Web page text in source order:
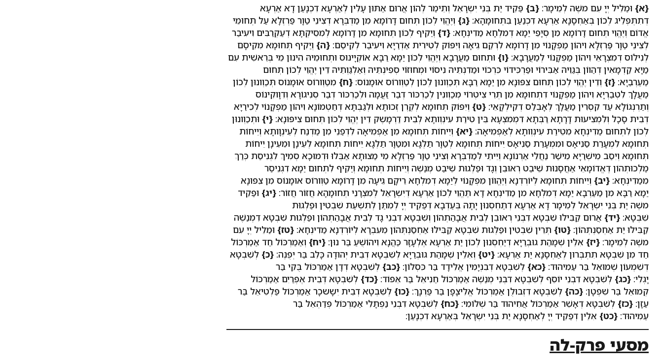
{א} וּמַלֵיל יְיָ עִם משֶׁה לְמֵימָר: {ב} פַּקֵיד יַת בְּנֵי יִשְרָאֵל וְתֵימַר לְהוֹן אֲרוּם אַתּוּן עָלִין לְאַרְעָא דִכְנָעַן דָא אַרְעָא
דְתִתְפְּלֵיג לְכוֹן בְּאַחְסָנָא אַרְעָא דִכְנַעַן בִּתְחוּמָהָא: {ג} וְיֶהֱוֵי לְכוֹן תְּחוּם דָרוֹמָא מִן מַדְבְּרָא דְצִינֵי טַוָר פַּרְזְלָא עַל תְּחוּמֵי
אֱדוֹם וְיֶהֱוֵי תְּחוּם דָרוֹמָא מִן סְיָפֵי יַמָא דְמִלְחָא מַדִינְחָא: {ד} וְיַקִיף לְכוֹן תְּחוּמָא מִן דָרוֹמָא לְמִסֵיקְתָּא דְעַקְרַבִּים וִיעִיבַר
לְצִינֵי טַוָר פַּרְזְלָא וִיהוֹן מַפְקָנוֹי מִן דָרוֹמָא לִרְקַם גֵיאָה וְיִפּוֹק לְטִירִית אַדְרַיָא וִיעִיבַר לְקֵיסַם: {ה} וְיַקִיף תְּחוּמָא מִקֵיסָם
לְנִילוֹס דְמִצְרָאֵי וִיהוֹן מַפְקָנוֹי לְמַעֲרָבָא: {ו} וּתְחוּם מַעֲרָבָא וְיֶהֱוֵי לְכוֹן יַמָא רַבָּא אוֹקְיָינוּס וּתְחוּמֵיהּ הִינוּן מֵי בְּרֵאשִׁית עִם
מַיָא קַדְמָאִין דְהַווֹן בְּגַוֵיהּ אַבִּירוֹי וּפַרְכִּידוֹי כִּרְכוֹי וּמַדִנְתֵּיהּ נִיסוֹי וּמְחוּזוֹי סְפִינְתֵּיהּ וְאַלְגַוְתֵּיהּ דֵין יֶהֱוֵי לְכוֹן תְּחוּם
מַעַרְבַיָא: {ז} וְדֵין יֶהֱוֵי לְכוֹן תְּחוּם צִפּוּנָא מִן יַמָא רַבָּא תְּכַוְונוּן לְכוֹן לְטַוְורוֹס אוּמָנוֹס: {ח} מִטַוְורוֹס אוּמָנוֹס תְּכַוְונוּן לְכוֹן
מַעֲלָךְ לִטְבַרְיָא וִיהוֹן מַפְקָנוֹי דִתְחוּמָא מִן תְּרֵי צִיטְרוֹי מְכַוְונִין לְכַרְכּוֹר דְבַר זַעֲמָה וּלְכַרְכּוֹר דְבַר סְנִיגוֹרָא וְדִוָוקִינוֹס
וְתַרְנְגוֹלָא עַד קִסְרִין מַעֲלָךְ לְאָבְלַס דְקִילְקָאֵי: {ט} וְיִפּוֹק תְּחוּמָא לְקֶרֶן זְכוּתָא וּלְגַבְתָּא דְחַטְמוֹנָא וִיהוֹן מַפְקָנוֹי לְכִירַיָא
דְבֵית סָכָל וְלִמְצִיעוּת דָרָתָא רַבְּתָא דִמְמִצְעָא בֵּין טִירַת עִינְוְותָא לְבֵית דַרְמָשֶק דֵין יֶהֱוֵי לְכוֹן תְּחוּם צִיפּוּנָא: {י} וּתְכַוְונוּן
לְכוֹן לִתְחוּם מַדִינְחָא מִטֵירַת עִינְוְותָא לְאַפְמִיאָה: {יא} וְיֵיחוֹת תְּחוּמָא מִן אַפְמִיאָה לִדְפַנֵי מִן מַדְנַח לְעֵינְוָותָא וְיֵיחוֹת
תְּחוּמָא לִמְעָרַת סַנִיאָס וּמִמְעָרַת סַנִיאָס יֵיחוֹת תְּחוּמָא לְטַוָר תַּלְגָא וּמִטַוָר תַּלְגָא יֵיחוֹת תְּחוּמָא לְעֵינָן וּמֵעֵינָן יֵיחוֹת
תְּחוּמָא וְיִסַב מֵישְׁרַיָא מֵישַׁר נַחֲלֵי אַרְנוֹנָא וְיֵיתֵי לְמַדְבְּרָא וְצִינֵי טַוָר פַּרְזְלָא מֵי מַצוּתָא אַבְּלוּ וּדְמוּכָא סְמִיךְ לִגְנִיסַת כְּרַךְ
מַלְכוּתְהוֹן דֶאֱדוֹמָאֵי אַחֲסָנוּת שֵׁיבַט רְאוּבֵן וְגָד וּפַלְגוּת שֵׁיבַט מְנַשֶׁה וְיֵיחוֹת תְּחוּמָא וְיַקִיף לִתְחוּם יַמָא דִגְנֵיסַר
מִמַדִינְחָא: {יב} וְיֵיחוֹת תְּחוּמָא לְיוֹרְדְנָא וְיֶהֱווֹן מִפְקָנוֹי לְיַמָא דְמִלְחָא רֵיקָם גֵיעָה מִן דָרוֹמָא טַוְורוֹס אוּמָנוֹס מִן צִפּוּנָא
יַמָא רַבָּא מִן מַעַרְבָא יַמָא דְמִלְחָא מִן מַדִינְחָא דָא תֶּהֱוֵי לְכוֹן אַרְעָא דְיִשְרָאֵל לְמִצְרָנֵי תְחוּמָהָא חֲזוֹר חֲזוֹר: {יג} וּפַקֵיד
משֶׁה יַת בְּנֵי יִשְרָאֵל לְמֵימָר דָא אַרְעָא דְתַחְסְנוּן יָתָהּ בְּעַדְבָא דְפַקֵיד יְיָ לְמִתַּן לְתִשְׁעַת שִׁבְטִין וּפַלְגוּת
שִׁבְטָא: {יד} אֲרוּם קַבִּילוּ שִׁבְטָא דִבְנֵי רְאוּבֵן לְבֵית אֲבָהַתְהוֹן וְשִׁבְטָא דִבְנֵי גָד לְבֵית אֲבָהַתְהוֹן וּפַלְגוּת שִׁבְטָא דִמְנַשֶׁה
קַבִּילוּ יַת אַחְסַנְתְּהוֹן: {טו} תְּרֵין שִׁבְטִין וּפַלְגוּת שִׁבְטָא קַבִּילוּ אַחְסַנְתְּהוֹן מֵעִבְרָא לְיוֹרְדְנָא מַדִינְחָא: {טז} וּמַלֵיל יְיָ עִם
משֶׁה לְמֵימָר: {יז} אִלֵין שְׁמָהַת גוּבְרַיָא דְיַחְסְנוּן לְכוֹן יַת אַרְעָא אֶלְעָזָר כַּהֲנָא וִיהוֹשֻׁעַ בַּר נוּן: {יח} וְאַמַרְכּוֹל חַד אַמַרְכּוֹל
חַד מִן שִׁבְטָא תִתְבְּרוּן לְאַחְסָנָא יַת אַרְעָא: {יט} וְאִלֵין שְׁמָהַת גוּבְרַיָא לְשִׁבְטָא דְבֵית יְהוּדָה כָּלֵב בַּר יְפֻנֶה: {כ} לְשִׁבְטָא
דְשִׁמְעוֹן שְׁמוּאֵל בַּר עַמִיהוּד: {כא} לְשִׁבְטָא דְבִנְיָמִין אֱלִידָד בַּר כִּסְלוֹן: {כב} לְשִׁבְטָא דְדָן אַמַרְכּוֹל בֻּקִי בַּר
יָגְלִי: {כג} לְשִׁבְטָא דִבְנֵי יוֹסֵף לְשִׁבְטָא דִבְנֵי מְנַשֶׁה אַמַרְכּוֹל חַנִיאֵל בַּר אֵפוֹד: {כד} לְשִׁבְטָא דְבֵית אֶפְרַיִם אַמַרְכּוֹל
קְמוּאֵל בַּר שִׁפְטָן: {כה} לְשִׁבְטָא דִזְבוּלֻן אַמַרְכּוֹל אֱלִיצָפָן בַּר פַּרְנָךְ: {כו} לְשִׁבְטָא דְבֵית יִשָשכָר אַמַרְכּוֹל פַּלְטִיאֵל בַּר
עַזָן: {כז} לְשִׁבְטָא דְאָשֵׁר אַמַרְכּוֹל אֲחִיהוּד בַּר שְׁלוֹמִי: {כח} לְשִׁבְטָא דִבְנֵי נַפְתָּלִי אַמַרְכּוֹל פְּדַהְאֵל בַּר
עַמִיהוּד: {כט} אִלֵין דְפַקֵיד יְיָ לְאַחְסָנָא יַת בְּנֵי יִשְרָאֵל בְּאַרְעָא דִכְנָעַן:
מסעי פרק-לה